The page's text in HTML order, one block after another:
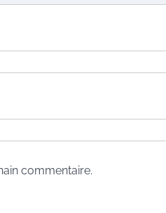
commentaire.